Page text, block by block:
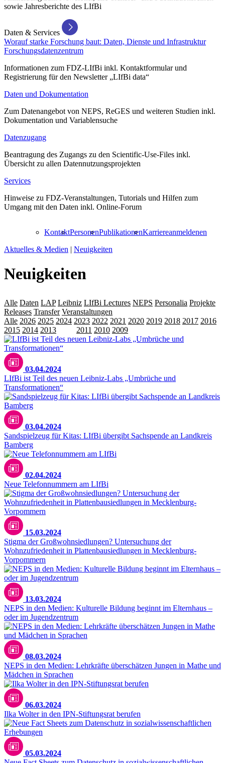
sowie Jahresberichte des LIfBi
Daten & Services
Worauf starke Forschung baut: Daten, Dienste und Infrastruktur
Forschungsdatenzentrum
Informationen zum FDZ-LIfBi inkl. Kontaktformular und
Registrierung für den Newsletter „LIfBi data“
Daten und Dokumentation
Zum Datenangebot von NEPS, ReGES und weiteren Studien inkl.
Dokumentation und Variablensuche
Datenzugang
Beantragung des Zugangs zu den Scientific-Use-Files inkl.
Übersicht zu allen Datennutzungsprojekten
Services
Hinweise zu FDZ-Veranstaltungen, Tutorials und Hilfen zum
Umgang mit den Daten inkl. Online-Forum
KontaktPersonenPublikationenKarriereanmeldenen
Aktuelles & Medien | Neuigkeiten
Neuigkeiten
Alle Daten LAP Leibniz LIfBi Lectures NEPS Personalia Projekte
Releases Transfer Veranstaltungen
Alle 2026 2025 2024 2023 2022 2021 2020 2019 2018 2017 2016
2015 2014 2013 2011 2010 2009
03.04.2024
LIfBi ist Teil des neuen Leibniz-Labs „Umbrüche und
Transformationen“
03.04.2024
Sandspielzeug für Kitas: LIfBi übergibt Sachspende an Landkreis
Bamberg
02.04.2024
Neue Telefonnummern am LIfBi
15.03.2024
Stigma der Großwohnsiedlungen? Untersuchung der
Wohnzufriedenheit in Plattenbausiedlungen in Mecklenburg-
Vorpommern
13.03.2024
NEPS in den Medien: Kulturelle Bildung beginnt im Elternhaus –
oder im Jugendzentrum
08.03.2024
NEPS in den Medien: Lehrkräfte überschätzen Jungen in Mathe und
Mädchen in Sprachen
06.03.2024
Ilka Wolter in den IPN-Stiftungsrat berufen
05.03.2024